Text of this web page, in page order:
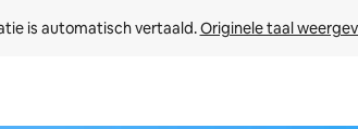
is automatisch vertaald. Originele taal